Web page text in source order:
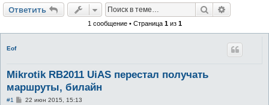
Ответить Поиск
1 сообщение • Страница 1из 1
Eof
Mikrotik RB2011 UiAS перестал получать
маршруты, билайн
#1
С22 июн 2015, 15:13